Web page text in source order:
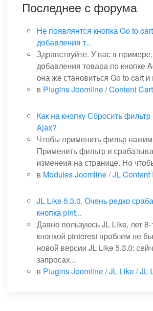
Последнее с форума
Не появлянтся кнопка Go to
добавления т...
Здравствуйте. У вас в
добавления товара по кнопке
она же становиться Go to cart
в Plugins Joomline/Content Cart
Как на кнопку Сбросить фильтр
Ajax?
Чтобы применить фильр
Применить фильтр и
изменеия на странице. Но
в Modules Joomline/JL
JL Like 5.3.0. Очень редко
кнопка pint...
Давно пользуюсь JL Like, лет 8-
кнопкой pinterest проблем не
новой версии JL Like 5.3.0:
запросах...
в Plugins Joomline/JL Like / JL